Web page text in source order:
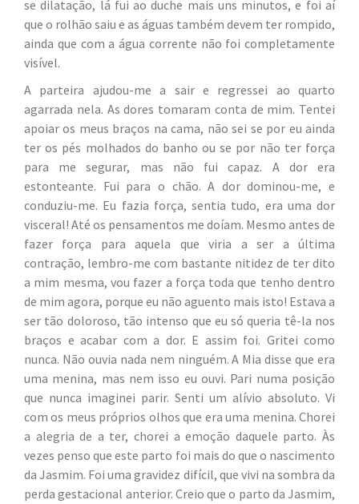
se dilatação, lá fui ao duche mais uns minutos, e foi aí
que o rolhão saiu e as águas também devem ter rompido,
ainda que com a água corrente não foi completamente
visível.
A parteira ajudou-me a sair e regressei ao quarto
agarrada nela. As dores tomaram conta de mim. Tentei
apoiar os meus braços na cama, não sei se por eu ainda
ter os pés molhados do banho ou se por não ter força
para me segurar, mas não fui capaz. A dor era
estonteante. Fui para o chão. A dor dominou-me, e
conduziu-me. Eu fazia força, sentia tudo, era uma dor
visceral! Até os pensamentos me doíam. Mesmo antes de
fazer força para aquela que viria a ser a última
contração, lembro-me com bastante nitidez de ter dito
a mim mesma, vou fazer a força toda que tenho dentro
de mim agora, porque eu não aguento mais isto! Estava a
ser tão doloroso, tão intenso que eu só queria tê-la nos
braços e acabar com a dor. E assim foi. Gritei como
nunca. Não ouvia nada nem ninguém. A Mia disse que era
uma menina, mas nem isso eu ouvi. Pari numa posição
que nunca imaginei parir. Senti um alívio absoluto. Vi
com os meus próprios olhos que era uma menina. Chorei
a alegria de a ter, chorei a emoção daquele parto. Às
vezes penso que este parto foi mais do que o nascimento
da Jasmim. Foi uma gravidez difícil, que vivi na sombra da
perda gestacional anterior. Creio que o parto da Jasmim,